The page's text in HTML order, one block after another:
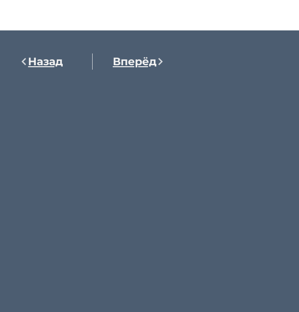
Назад Вперёд